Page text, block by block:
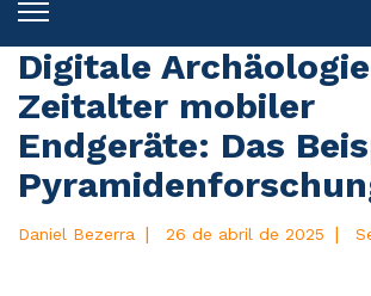
Digitale
Zeitalter mobiler
Endgeräte: Das
Daniel Bezerra | 26 de abril de 2025 |